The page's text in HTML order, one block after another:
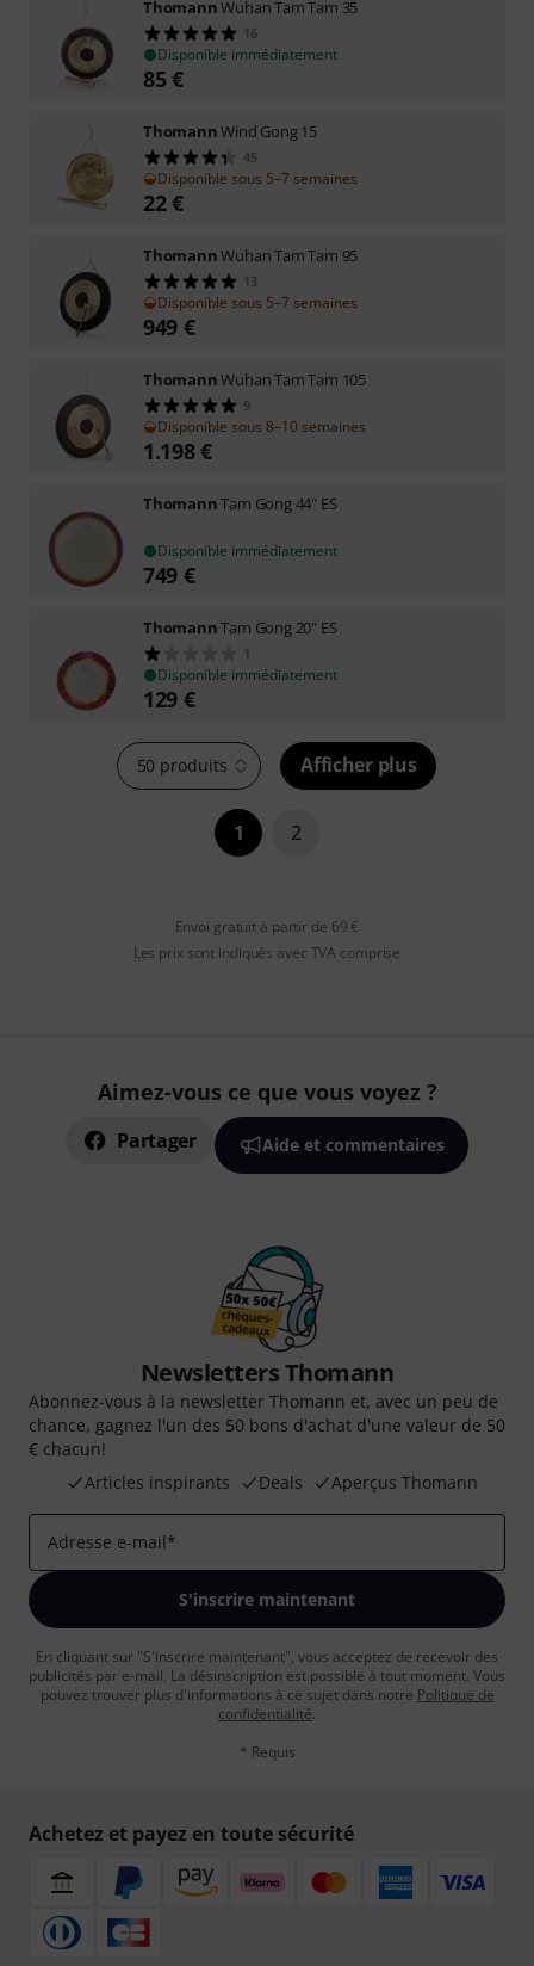
ThomannWuhan Tam Tam 35
16
Disponible immédiatement
85€
ThomannWind Gong 15
45
Disponible sous 5–7 semaines
22€
ThomannWuhan Tam Tam 95
13
Disponible sous 5–7 semaines
949 €
ThomannWuhan Tam Tam 105
9
Disponible sous 8–10 semaines
1.198€
ThomannTam Gong 44" ES
Disponible immédiatement
749 €
ThomannTam Gong 20" ES
1
Disponible immédiatement
129 €
50 produits Afficher plus
1 2
Envoi gratuit à partir de 69 €
Les prix sont indiqués avec TVA comprise
Aimez-vous ce que vous voyez ?
Partager Aide et commentaires
Newsletters Thomann
Abonnez-vous à la newsletter Thomann et, avec un peu de
chance, gagnez l'un des 50 bons d'achat d'une valeur de 50
€ chacun!
Articles inspirants
Deals Aperçus Thomann
Adresse e-mail*
S'inscrire maintenant
En cliquant sur "S'inscrire maintenant", vous acceptez de recevoir des
publicités par e-mail. La désinscription est possible à tout moment. Vous
pouvez trouver plus d'informations à ce sujet dans notre Politique de
confidentialité.
* Requis
Achetez et payez en toute sécurité